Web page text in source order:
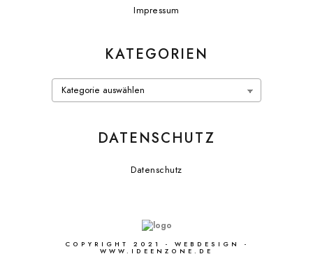
Impressum
KATEGORIEN
DATENSCHUTZ
Datenschutz
COPYRIGHT 2021 - WEBDESIGN -
WWW.IDEENZONE.DE